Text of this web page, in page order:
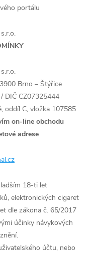
portálu
Brno – Štýřice
DIČ CZ07325444
oddíl C, vložka 107585
on-line obchodu
adrese
18-ti let
elektronických cigaret
dle zákona č. 65/2017
účinky návykových
účtu, nebo